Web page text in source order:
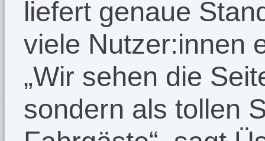
liefert genaue
viele Nutzer:innen
„Wir sehen die
sondern als tollen